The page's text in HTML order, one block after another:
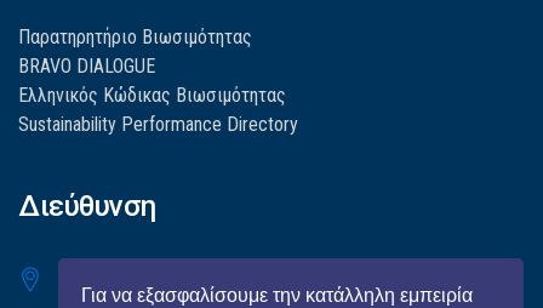
Για να εξασφαλίσουμε την κατάλληλη εμπειρία
Παρατηρητήριο Βιωσιμότητας
BRAVO DIALOGUE
Ελληνικός Κώδικας Βιωσιμότητας
Sustainability Performance Directory
Διεύθυνση